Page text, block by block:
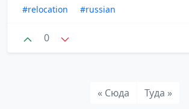
#relocation #russian
0
« Сюда Туда »